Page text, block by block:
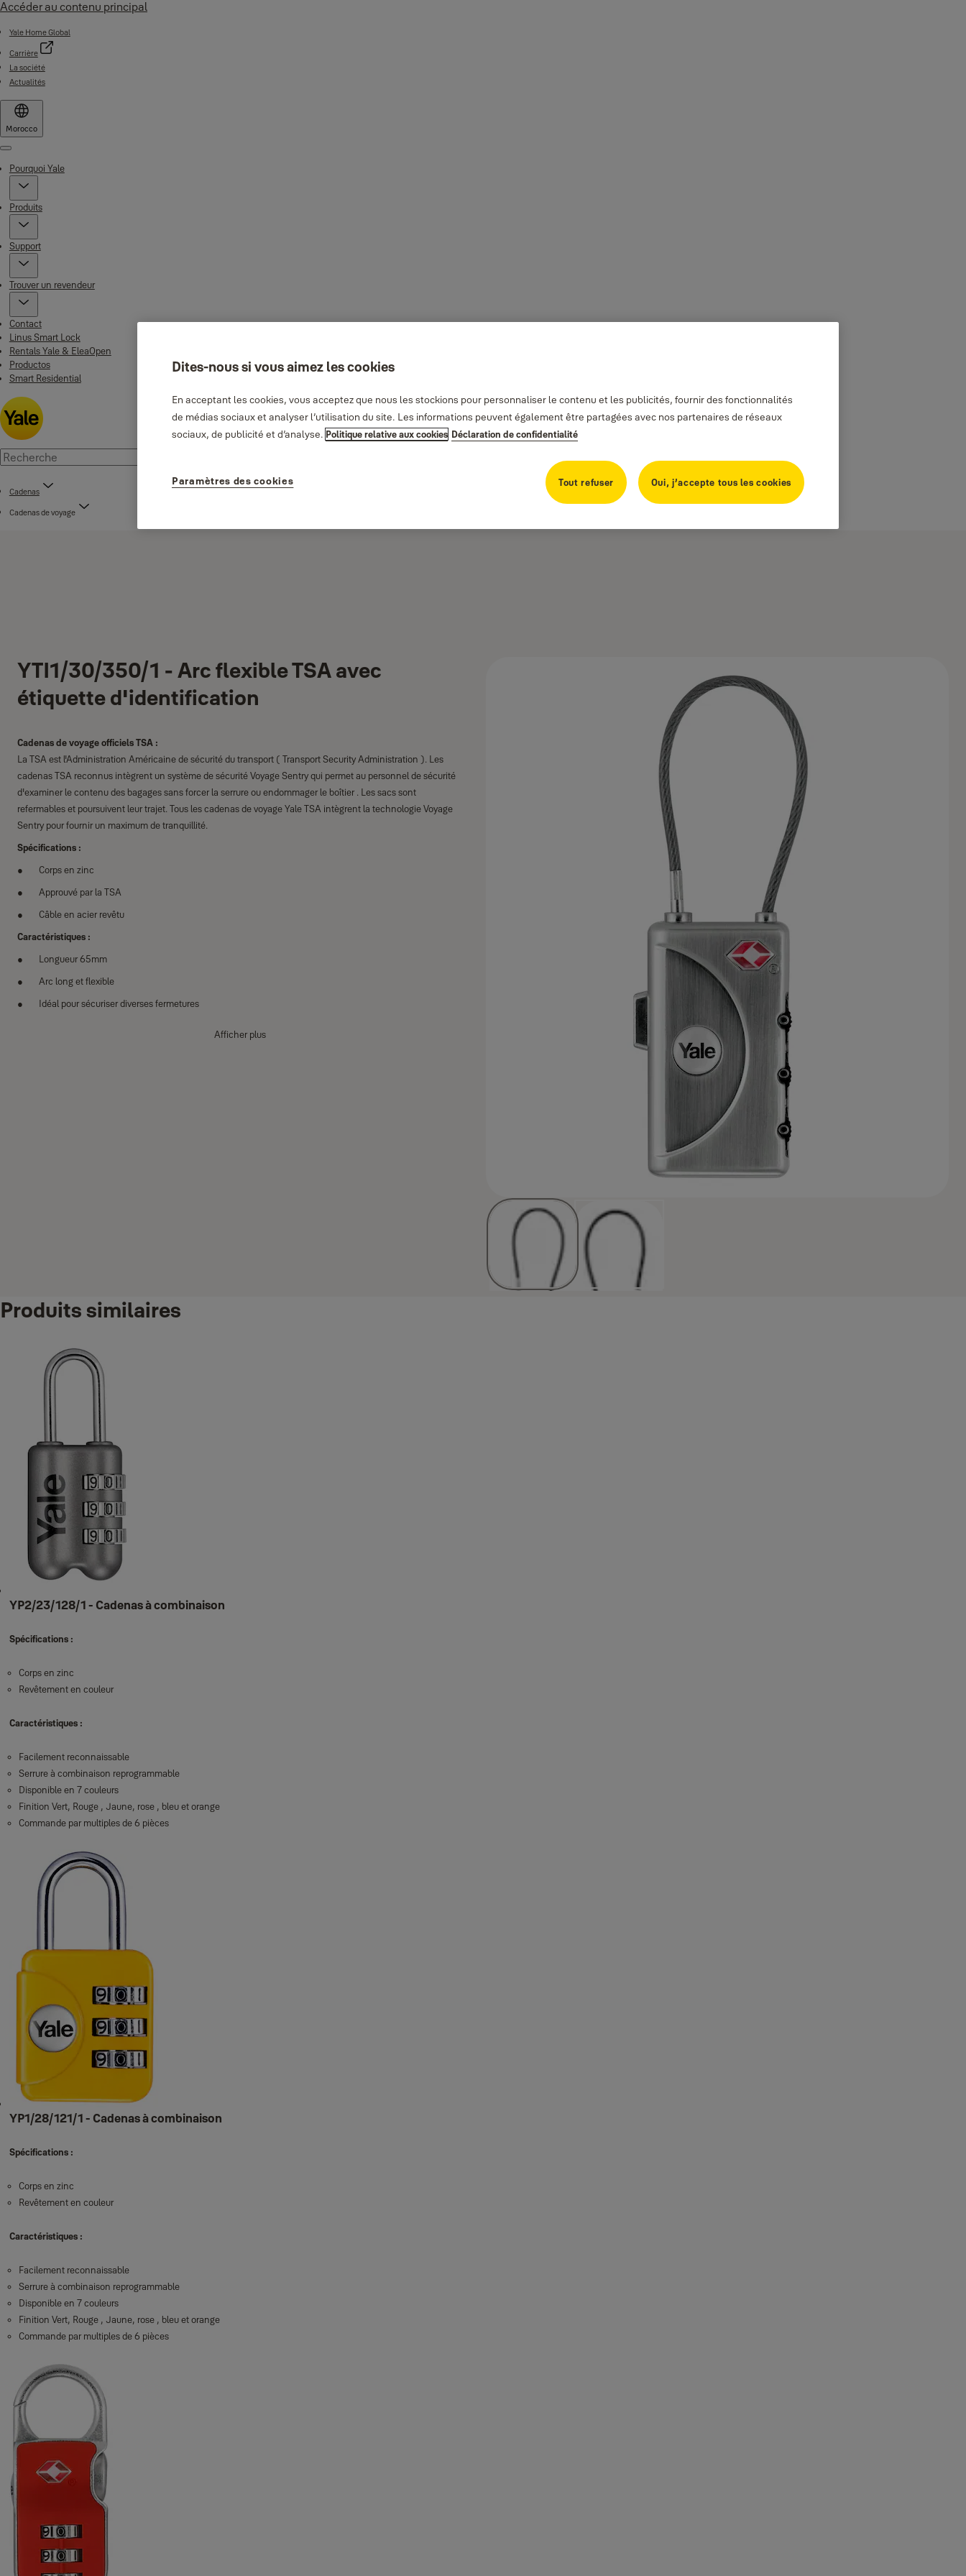
Accéder au contenu principal
Yale Home Global
Carrière
La société
Actualités
Morocco
Menu
Pourquoi Yale
Produits
Support
Trouver un revendeur
Contact
Linus Smart Lock
Rentals Yale & EleaOpen
Productos
Smart Residential
Cadenas
Cadenas de voyage
YTI1/30/350/1 - Arc flexible TSA avec
étiquette d'identification
Cadenas de voyage officiels TSA :
La TSA est l'Administration Américaine de sécurité du transport ( Transport Security Administration ). Les
cadenas TSA reconnus intègrent un système de sécurité Voyage Sentry qui permet au personnel de sécurité
d'examiner le contenu des bagages sans forcer la serrure ou endommager le boîtier . Les sacs sont
refermables et poursuivent leur trajet. Tous les cadenas de voyage Yale TSA intègrent la technologie Voyage
Sentry pour fournir un maximum de tranquillité.
Spécifications :
Corps en zinc
Approuvé par la TSA
Câble en acier revêtu
Caractéristiques :
Longueur 65mm
Arc long et flexible
Idéal pour sécuriser diverses fermetures
Afficher plus
Produits similaires
YP2/23/128/1 - Cadenas à combinaison
Spécifications :
Corps en zinc
Revêtement en couleur
Caractéristiques :
Facilement reconnaissable
Serrure à combinaison reprogrammable
Disponible en 7 couleurs
Finition Vert, Rouge , Jaune, rose , bleu et orange
Commande par multiples de 6 pièces
YP1/28/121/1 - Cadenas à combinaison
Spécifications :
Corps en zinc
Revêtement en couleur
Caractéristiques :
Facilement reconnaissable
Serrure à combinaison reprogrammable
Disponible en 7 couleurs
Finition Vert, Rouge , Jaune, rose , bleu et orange
Commande par multiples de 6 pièces
Dites-nous si vous aimez les cookies
En acceptant les cookies, vous acceptez que nous les stockions pour personnaliser le contenu et les publicités, fournir des fonctionnalités
de médias sociaux et analyser l’utilisation du site. Les informations peuvent également être partagées avec nos partenaires de réseaux
sociaux, de publicité et d’analyse. Politique relative aux cookies Déclaration de confidentialité
Tout refuser Oui, j’accepte tous les cookies
Paramètres des cookies